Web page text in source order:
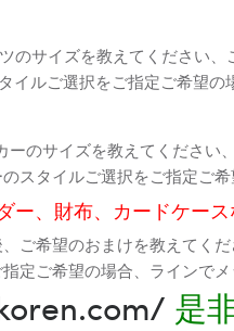
のサイズを教えてください
ルご選択をご指定ご希望
のサイズを教えてくださ
スタイルご選択をご指定ご
ー、財布、カードケー
ご希望のおまけを教えてく
定ご希望の場合、ラインで
是